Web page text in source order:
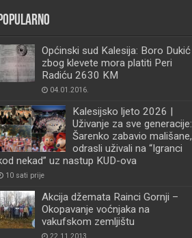
Općinski sud Kalesija: Boro Dukić
zbog klevete mora platiti Peri
Radiću 2630 KM
04.01.2016.
Kalesijsko ljeto 2026 |
Uživanje za sve generacije:
Šarenko zabavio mališane,
odrasli uživali na “Igranci
nekad” uz nastup KUD-ova
10 sati prije
Akcija džemata Rainci Gornji –
Okopavanje voćnjaka na
vakufskom zemljištu
22.11.2013.